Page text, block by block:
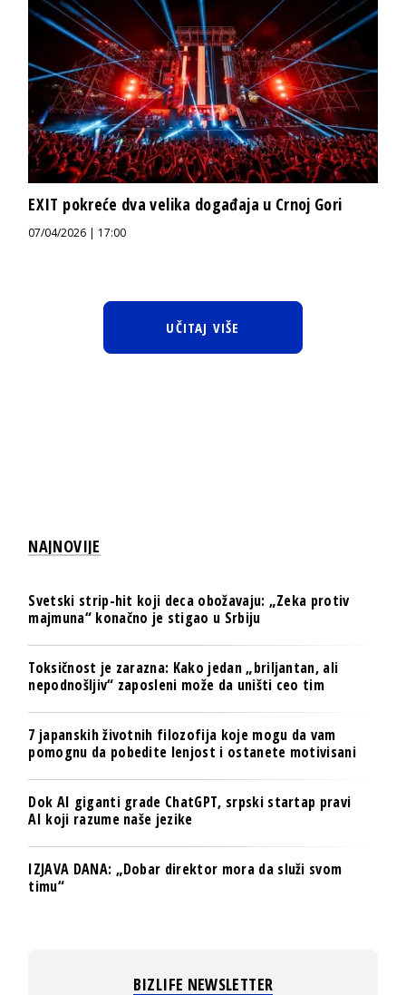
EXIT pokreće dva velika događaja u Crnoj Gori
07/04/2026 | 17:00
UČITAJ VIŠE
NAJNOVIJE
Svetski strip-hit koji deca obožavaju: „Zeka protiv
majmuna“ konačno je stigao u Srbiju
Toksičnost je zarazna: Kako jedan „briljantan, ali
nepodnošljiv“ zaposleni može da uništi ceo tim
7 japanskih životnih filozofija koje mogu da vam
pomognu da pobedite lenjost i ostanete motivisani
Dok AI giganti grade ChatGPT, srpski startap pravi
AI koji razume naše jezike
IZJAVA DANA: „Dobar direktor mora da služi svom
timu“
BIZLIFE NEWSLETTER